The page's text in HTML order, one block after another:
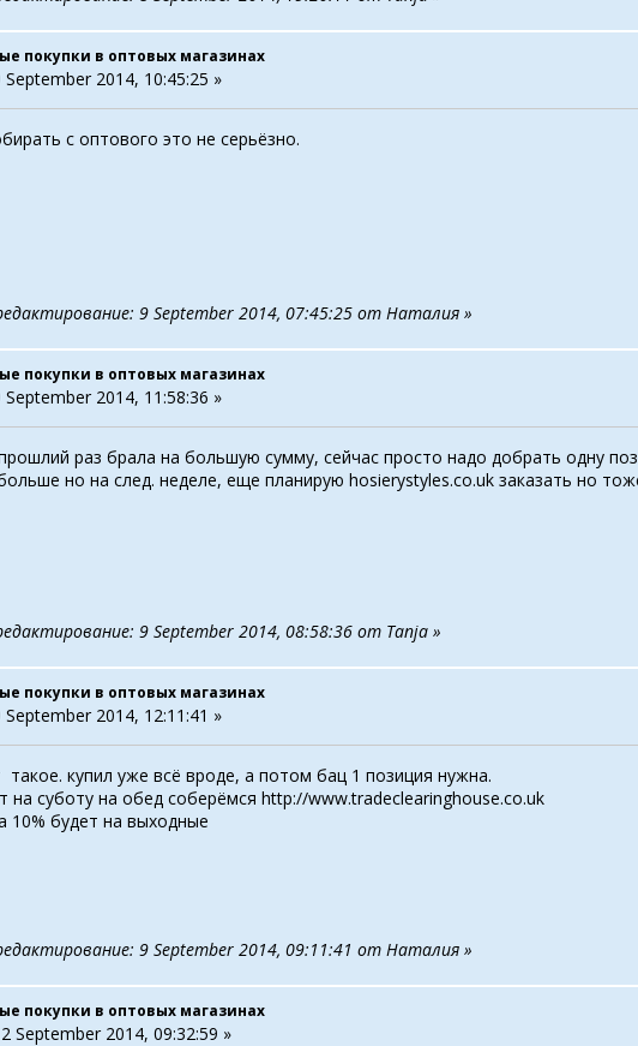
покупки в оптовых магазинах
2014, 10:45:25 »
с оптового это не серьёзно.
9 September 2014, 07:45:25 от Наталия »
покупки в оптовых магазинах
2014, 11:58:36 »
раз брала на большую сумму, сейчас просто надо добрать одну
но на след. неделе, еще планирую hosierystyles.co.uk заказать но
9 September 2014, 08:58:36 от Tanja »
покупки в оптовых магазинах
2014, 12:11:41 »
купил уже всё вроде, а потом бац 1 позиция нужна.
на суботу на обед соберёмся http://www.tradeclearinghouse.co.uk
10% будет на выходные
9 September 2014, 09:11:41 от Наталия »
покупки в оптовых магазинах
September 2014, 09:32:59 »